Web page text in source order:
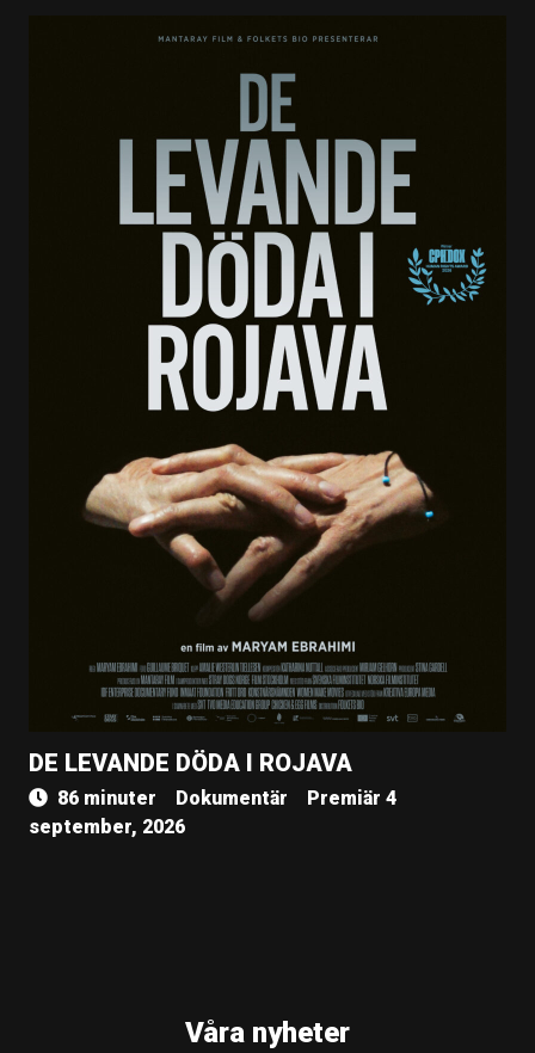
DE LEVANDE DÖDA I ROJAVA
86 minuter Dokumentär
Premiär 4
september, 2026
Våra nyheter